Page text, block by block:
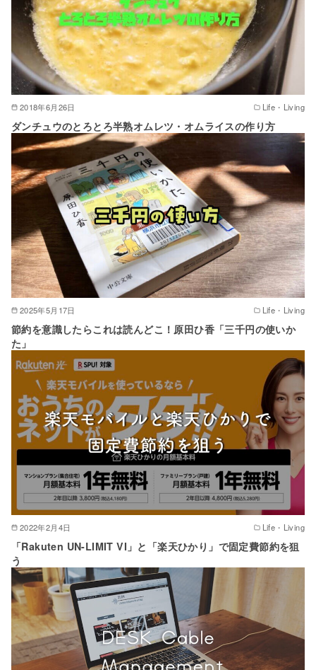
2018年6月26日 Life・Living
ダンチュウのとろとろ半熟オムレツ・オムライスの作り方
2025年5月17日 Life・Living
節約を意識したらこれは読んどこ！原田ひ香「三千円の使いか
た」
2022年2月4日 Life・Living
「Rakuten UN-LIMIT VI」と「楽天ひかり」で固定費節約を狙
う